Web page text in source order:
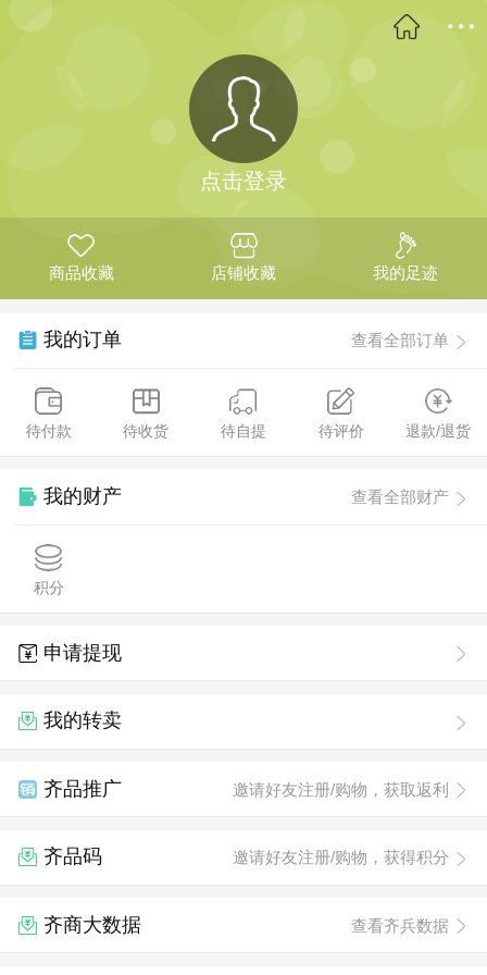
点击登录
商品收藏 店铺收藏 我的足迹
我的订单 查看全部订单
待付款 待收货 待自提 待评价 退款/退货
我的财产 查看全部财产
积分
申请提现
我的转卖
齐品推广 邀请好友注册/购物，获取返利
齐品码 邀请好友注册/购物，获得积分
齐商大数据 查看齐兵数据